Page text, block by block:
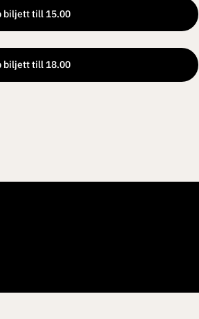
biljett till 15.00
biljett till 18.00